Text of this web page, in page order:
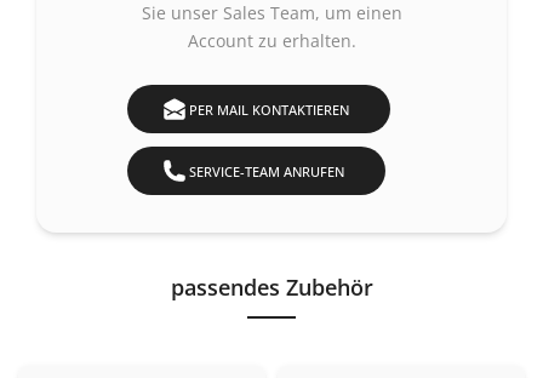
Sie unser Sales Team, um einen
Account zu erhalten.
PER MAIL KONTAKTIEREN
SERVICE-TEAM ANRUFEN
passendes Zubehör